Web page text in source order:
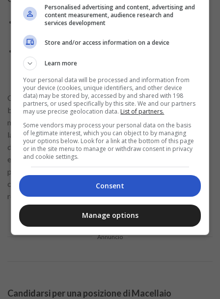
Dai un’occhiata a questa guida pratica su come
entrare efficacemente nel mercato del lavoro
Cosa devi sapere prima di affrontare un colloquio di
lavoro – guarda come diventare un professionista
Oltre allecompetenzetecniche, i macellai devono essere
ben versati nelle pratiche di sicurezza alimentare per
manipolare i prodotti della carne in modo sicuro e prevenire
la contaminazione incrociata. Ciò include mantenere un’area
di lavoro pulita, utilizzare correttamente le pratiche di igiene
e assicurarsi che tutti gli strumenti e le attrezzature siano
puliti e conservati correttamente. Queste pratiche sono
cruciali per costruire la fiducia dei clienti e mantenere la
reputazione del negozio per la qualità e la sicurezza.
Annuncio
Candidarsi per una posizione di Macellaio
Personalised advertising and content, advertising and
content measurement, audience research and
services development
Store and/or access information on a device
Learn more
Your personal data will be processed and information from
your device (cookies, unique identifiers, and other device
data) may be stored by, accessed by and shared with 198
partners, or used specifically by this site. We and our partners
may use precise geolocation data. List of partners.
Some vendors may process your personal data on the basis
of legitimate interest, which you can object to by managing
your options below. Look for a link at the bottom of this page
or in the site menu to manage or withdraw consent in privacy
and cookie settings.
Consent
Manage options